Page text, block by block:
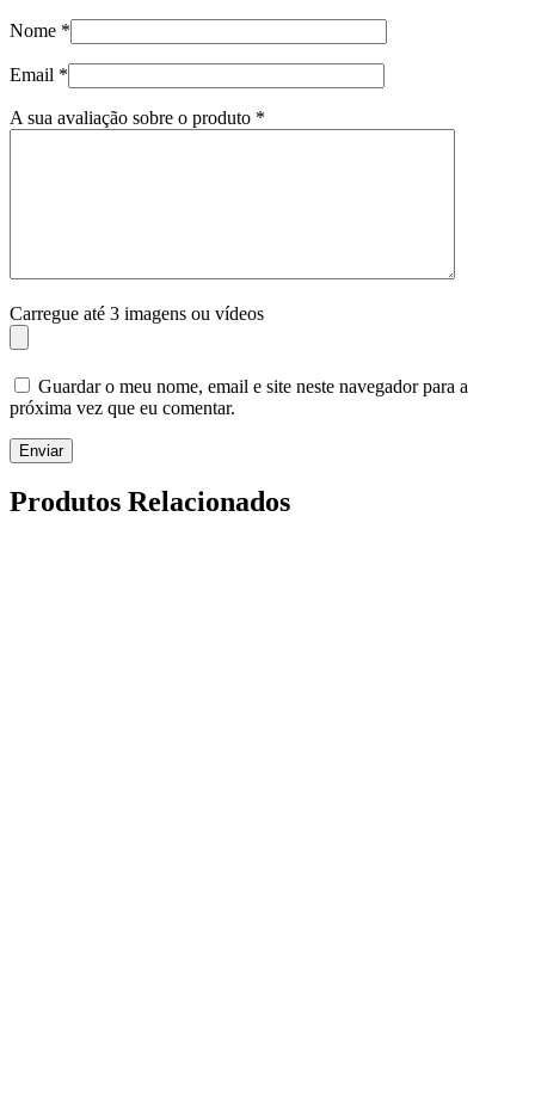
Nome *
Email *
A sua avaliação sobre o produto *
Carregue até 3 imagens ou vídeos
Guardar o meu nome, email e site neste navegador para a
próxima vez que eu comentar.
Enviar
Produtos Relacionados